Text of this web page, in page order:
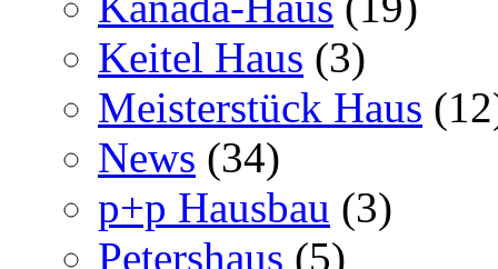
Keitel Haus (3)
Meisterstück Haus
News (34)
p+p Hausbau (3)
Petershaus (5)